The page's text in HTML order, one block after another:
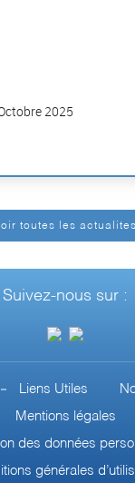
2025
toutes les actualites
Suivez-nous sur :
Liens Utiles
Mentions légales
des données
générales